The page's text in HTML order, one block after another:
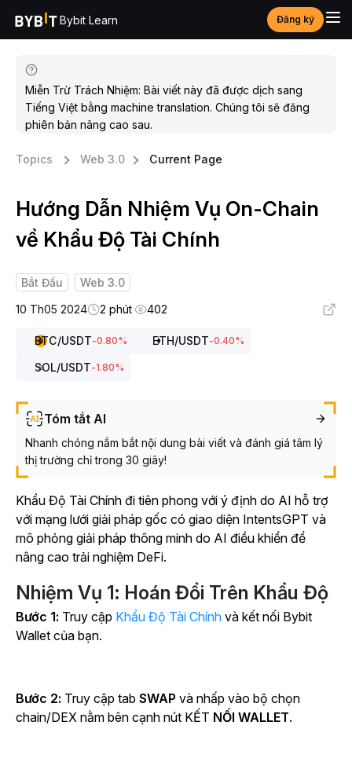
Bybit Learn Đăng ký
Miễn Trừ Trách Nhiệm: Bài viết này đã được dịch sang
Tiếng Việt bằng machine translation. Chúng tôi sẽ đăng
phiên bản nâng cao sau.
Topics Web 3.0 Current Page
Hướng Dẫn Nhiệm Vụ On-Chain
về Khẩu Độ Tài Chính
Bắt Đầu
Web 3.0
10 Th05 2024
2 phút 402
BTC/USDT-0.80% ETH/USDT-0.40%
SOL/USDT-1.80%
Tóm tắt AI
Nhanh chóng nắm bắt nội dung bài viết và đánh giá tâm lý
thị trường chỉ trong 30 giây!
Khẩu Độ Tài Chính đi tiên phong với ý định do AI hỗ trợ
với mạng lưới giải pháp gốc có giao diện IntentsGPT và
mô phỏng giải pháp thông minh do AI điều khiển để
nâng cao trải nghiệm DeFi.
Nhiệm Vụ 1: Hoán Đổi Trên Khẩu Độ
Bước 1: Truy cập Khẩu Độ Tài Chính và kết nối Bybit
Wallet của bạn.
Bước 2: Truy cập tab SWAP và nhấp vào bộ chọn
chain/DEX nằm bên cạnh nút KẾT NỐI WALLET.